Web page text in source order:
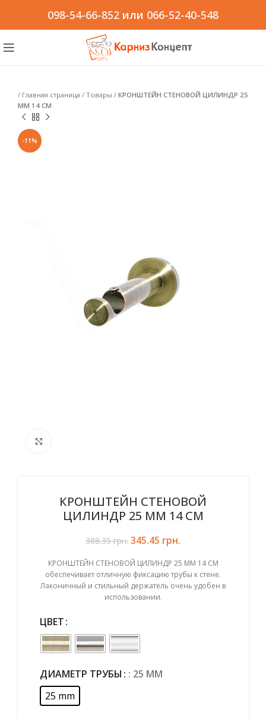
098-54-66-852 или 066-52-40-548
/ Главная страница / Товары / КРОНШТЕЙН СТЕНОВОЙ ЦИЛИНДР 25
ММ 14 СМ
-11%
КРОНШТЕЙН СТЕНОВОЙ
ЦИЛИНДР 25 ММ 14 СМ
388.35грн.
Первоначальная цена
345.45 грн.
КРОНШТЕЙН СТЕНОВОЙ ЦИЛИНДР 25 ММ 14 СМ
обеспечивает отличную фиксацию трубы к стене.
Лаконичный и стильный держатель очень удобен в
использовании.
ЦВЕТ
ДИАМЕТР ТРУБЫ : 25 MM
25 mm